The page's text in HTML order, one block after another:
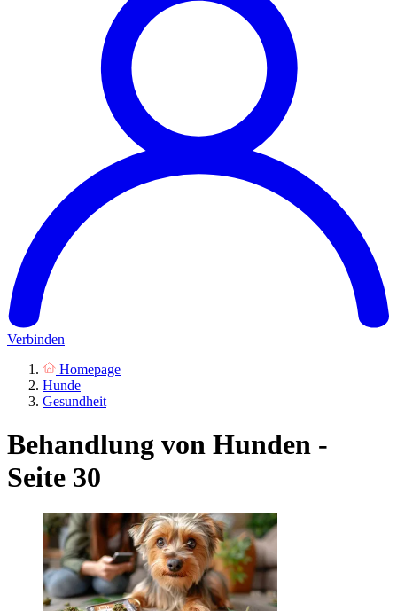
Verbinden
Homepage
Hunde
Gesundheit
Behandlung von Hunden -
Seite 30